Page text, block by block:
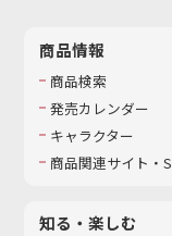
商品情報
商品検索
発売カレンダー
キャラクター
商品関連サイト・
知る・楽しむ